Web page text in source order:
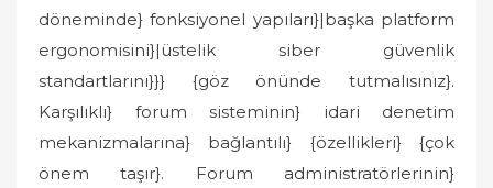
döneminde} fonksiyonel yapıları}|başka platform
ergonomisini}|üstelik siber güvenlik
standartlarını}}} {göz önünde tutmalısınız}.
Karşılıklı} forum sisteminin} idari denetim
mekanizmalarına} bağlantılı} {özellikleri} {çok
önem taşır}. Forum administratörlerinin}